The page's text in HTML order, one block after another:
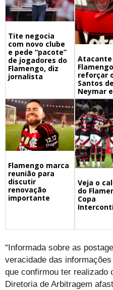
Tite negocia
com novo clube
e pede “pacote”
de jogadores do
Flamengo, diz
jornalista
Atacante
reforçar
Santos de
Neymar
Flamengo marca
reunião para
discutir
renovação
importante
Veja o
do
Copa
“Informada sobre as
veracidade das
que confirmou ter realizado
Diretoria de Arbitragem